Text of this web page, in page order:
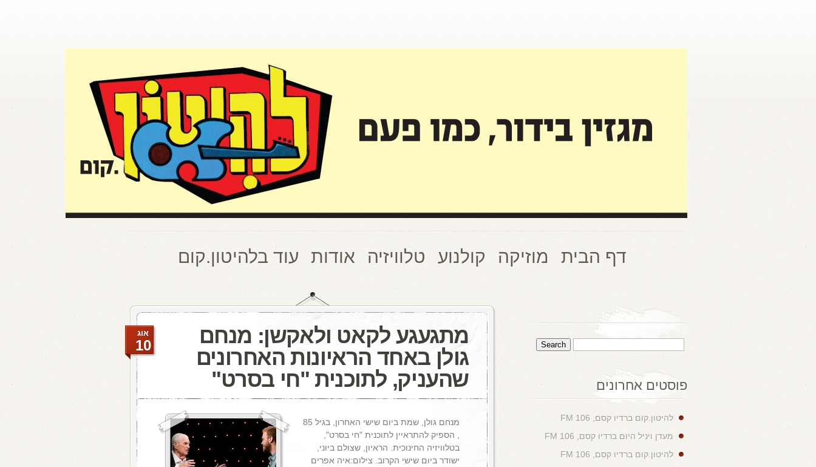
דף הבית מוזיקה קולנוע טלוויזיה אודות עוד בלהיטון.קום
מתגעגע לקאט ולאקשן: מנחם
גולן באחד הראיונות האחרונים
שהעניק, לתוכנית "חי בסרט"
אוג
10
מנחם גולן, שמת ביום שישי האחרון, בגיל 85
, הספיק להתראיין לתוכנית "חי בסרט",
בטלוויזיה החינוכית. הראיון, שצולם ביוני,
ישודר ביום שישי הקרוב. צילום:איה אפרים
פוסטים אחרונים
להיטון.קום ברדיו קסם, 106 FM
מעדן ויניל היום ברדיו קסם, 106 FM
להיטון.קום ברדיו קסם, 106 FM